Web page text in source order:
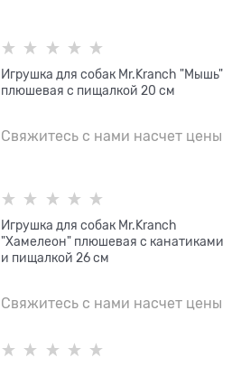
Игрушка для собак Mr.Kranch "Мышь"
плюшевая с пищалкой 20 см
Свяжитесь с нами насчет цены
Игрушка для собак Mr.Kranch
"Хамелеон" плюшевая с канатиками
и пищалкой 26 см
Свяжитесь с нами насчет цены